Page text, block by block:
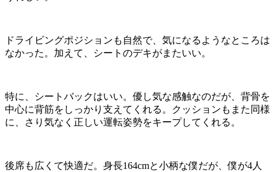
ドライビングポジションも自然で、気になるようなところは
なかった。加えて、シートのデキがまたいい。
特に、シートバックはいい。優し気な感触なのだが、背骨を
中心に背筋をしっかり支えてくれる。クッションもまた同様
に、さり気なく正しい運転姿勢をキープしてくれる。
後席も広くて快適だ。身長164cmと小柄な僕だが、僕が4人